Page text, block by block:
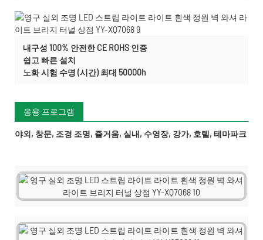
내구성 100% 안전한 CE ROHS 인증
쉽고 빠른 설치
노화 시험 수명 (시간) 최대 50000h
응용 프로그램
야외, 창문, 조경 조명, 즐거움, 실내, 수영장, 강가, 호텔, 테마파크